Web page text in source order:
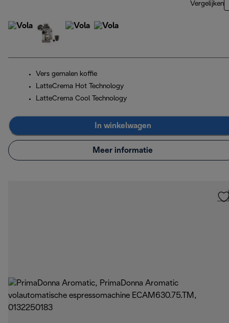
Vergelijken
Vers gemalen koffie
LatteCrema Hot Technology
LatteCrema Cool Technology
In winkelwagen
Meer informatie